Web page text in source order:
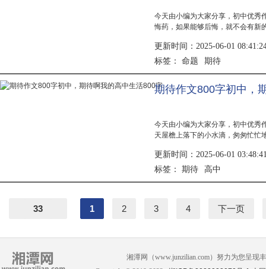
今天由小编为大家分享，初中优秀
悔药，如果能够后悔，就不会有
的刺...
更新时间：2025-06-01
标签： 命题 期待
期待作文800字初中，
今天由小编为大家分享，初中优秀
天屋檐上落下的小水滴，匆匆忙忙
处的老...
更新时间：2025-06-01
标签： 期待 高中
33 1 2 3 4 下一页
湘潭网（www.junzilian.com）努力为您呈现